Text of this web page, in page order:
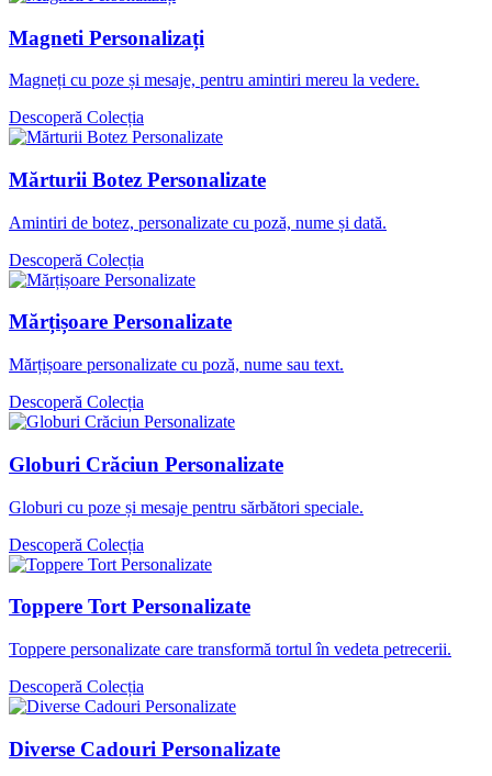
Magneti Personalizați
Magneți cu poze și mesaje, pentru amintiri mereu la vedere.
Descoperă Colecția
Mărturii Botez Personalizate
Amintiri de botez, personalizate cu poză, nume și dată.
Descoperă Colecția
Mărțișoare Personalizate
Mărțișoare personalizate cu poză, nume sau text.
Descoperă Colecția
Globuri Crăciun Personalizate
Globuri cu poze și mesaje pentru sărbători speciale.
Descoperă Colecția
Toppere Tort Personalizate
Toppere personalizate care transformă tortul în vedeta petrecerii.
Descoperă Colecția
Diverse Cadouri Personalizate